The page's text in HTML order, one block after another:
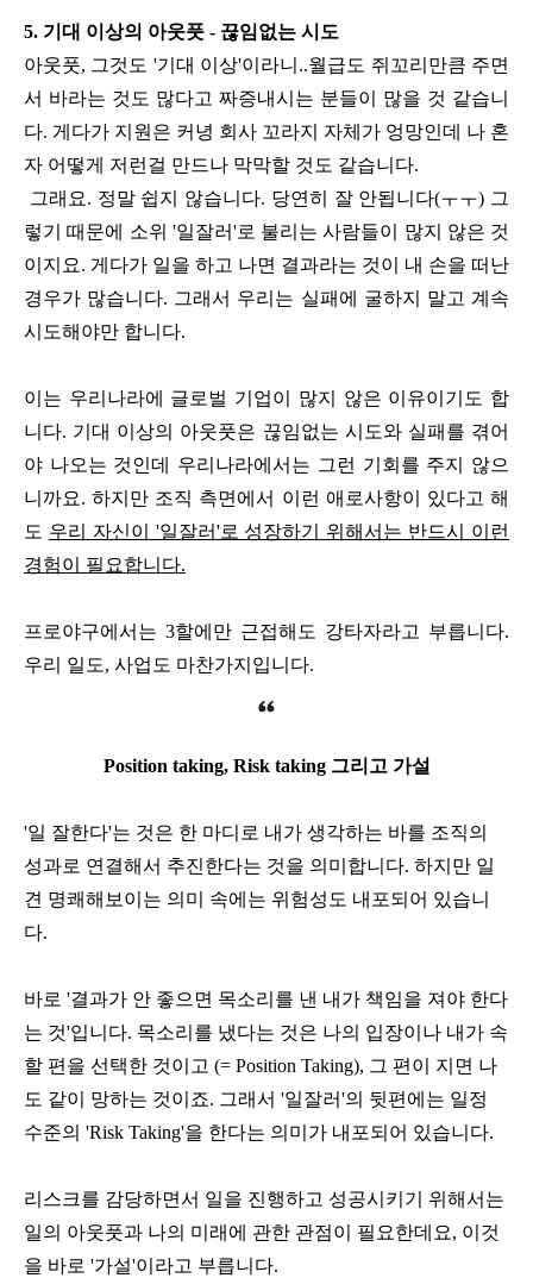
5. 기대 이상의 아웃풋 - 끊임없는 시도
아웃풋, 그것도 '기대 이상'이라니..월급도 쥐꼬리만큼 주면
서 바라는 것도 많다고 짜증내시는 분들이 많을 것 같습니
다. 게다가 지원은 커녕 회사 꼬라지 자체가 엉망인데 나 혼
자 어떻게 저런걸 만드나 막막할 것도 같습니다.
그래요. 정말 쉽지 않습니다. 당연히 잘 안됩니다(ㅜㅜ) 그
렇기 때문에 소위 '일잘러'로 불리는 사람들이 많지 않은 것
이지요. 게다가 일을 하고 나면 결과라는 것이 내 손을 떠난
경우가 많습니다. 그래서 우리는 실패에 굴하지 말고 계속
시도해야만 합니다.
이는 우리나라에 글로벌 기업이 많지 않은 이유이기도 합
니다. 기대 이상의 아웃풋은 끊임없는 시도와 실패를 겪어
야 나오는 것인데 우리나라에서는 그런 기회를 주지 않으
니까요. 하지만 조직 측면에서 이런 애로사항이 있다고 해
도 우리 자신이 '일잘러'로 성장하기 위해서는 반드시 이런
경험이 필요합니다.
프로야구에서는 3할에만 근접해도 강타자라고 부릅니다.
우리 일도, 사업도 마찬가지입니다.
Position taking, Risk taking 그리고 가설
'일 잘한다'는 것은 한 마디로 내가 생각하는 바를 조직의
성과로 연결해서 추진한다는 것을 의미합니다. 하지만 일
견 명쾌해보이는 의미 속에는 위험성도 내포되어 있습니
다.
바로 '결과가 안 좋으면 목소리를 낸 내가 책임을 져야 한다
는 것'입니다. 목소리를 냈다는 것은 나의 입장이나 내가 속
할 편을 선택한 것이고 (= Position Taking), 그 편이 지면 나
도 같이 망하는 것이죠. 그래서 '일잘러'의 뒷편에는 일정
수준의 'Risk Taking'을 한다는 의미가 내포되어 있습니다.
리스크를 감당하면서 일을 진행하고 성공시키기 위해서는
일의 아웃풋과 나의 미래에 관한 관점이 필요한데요, 이것
을 바로 '가설'이라고 부릅니다.